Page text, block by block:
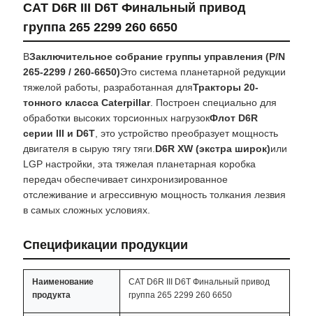
CAT D6R III D6T Финальный привод
группа 265 2299 260 6650
ВЗаключительное собрание группы управления (P/N
265-2299 / 260-6650)Это система планетарной редукции
тяжелой работы, разработанная дляТракторы 20-
тонного класса Caterpillar. Построен специально для
обработки высоких торсионных нагрузокФлот D6R
серии III и D6T, это устройство преобразует мощность
двигателя в сырую тягу тяги.D6R XW (экстра широк)или
LGP настройки, эта тяжелая планетарная коробка
передач обеспечивает синхронизированное
отслеживание и агрессивную мощность толкания лезвия
в самых сложных условиях.
Спецификации продукции
Наименование
продукта
CAT D6R III D6T Финальный привод
группа 265 2299 260 6650